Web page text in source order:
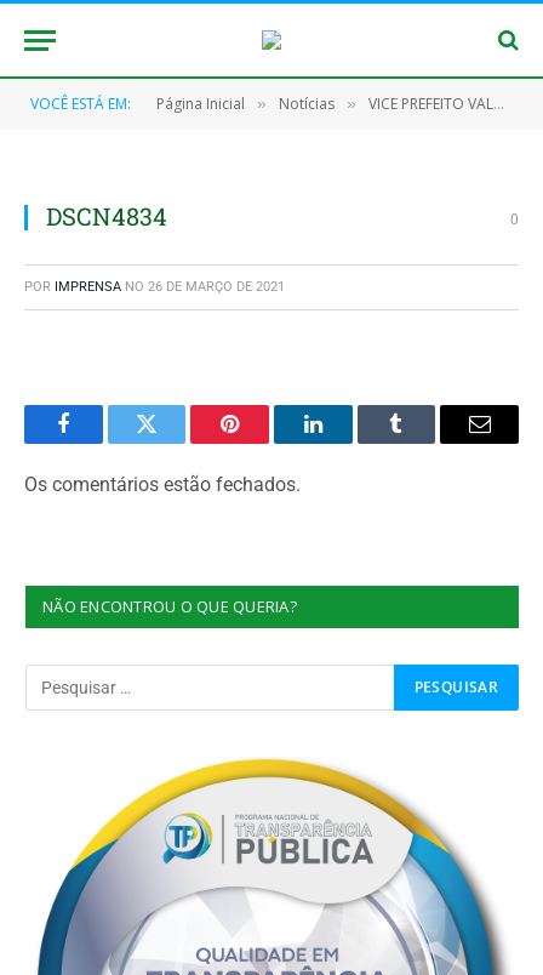
VOCÊ ESTÁ EM: Página Inicial » Notícias » VICE PREFEITO VALMAR KABA E SECRETARIO DE EDUCAÇÃO DANILO COSTA VISITAM A ESCOLA MARILIA EMILIA
DSCN4834 0
POR IMPRENSA NO 26 DE MARÇO DE 2021
FacebookTwitter Pinterest O
Tumblr
E-
Os comentários estão fechados.
NÃO ENCONTROU O QUE QUERIA?